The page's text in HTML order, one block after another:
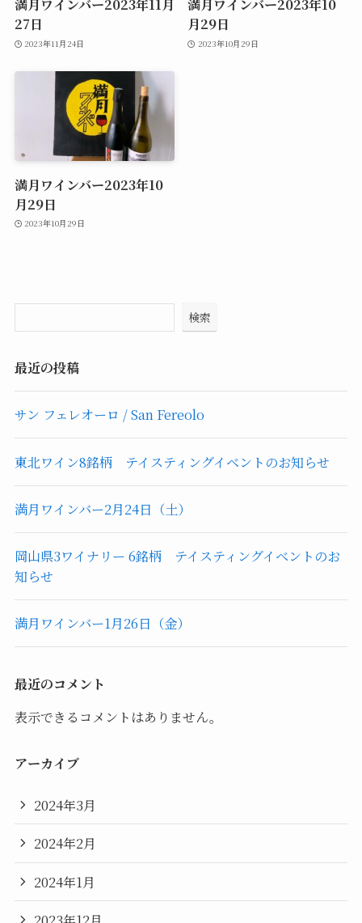
満月ワインバー2023年11月
27日
2023年11月24日
満月ワインバー2023年10
月29日
2023年10月29日
満月ワインバー2023年10
月29日
2023年10月29日
検索
最近の投稿
サン フェレオーロ / San Fereolo
東北ワイン8銘柄 テイスティングイベントのお知らせ
満月ワインバー2月24日（土）
岡山県3ワイナリー 6銘柄 テイスティングイベントのお
知らせ
満月ワインバー1月26日（金）
最近のコメント
表示できるコメントはありません。
アーカイブ
2024年3月
2024年2月
2024年1月